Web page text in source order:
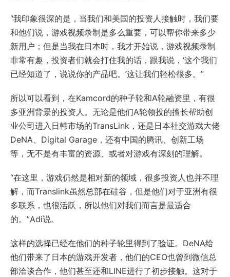
“我印象很深的是，当我们和美国的投资人接触时，我们要
和他们说，游戏视频录制是多么重要，可以帮你带来多少
新用户；但是当我在日本时，我才开始说，游戏视频录制
非常有趣，投资者们就会打住我的话，跟我说，‘这个我们
已经知道了，说说你的产品吧。’这让我们轻松很多。”
所以可以看到，在Kamcord的种子轮和A轮融资里，有很
多亚洲背景的投资人。无论是他们A轮领投的擅长帮助创
业公司进入日韩市场的TransLink，还是日本社交游戏大佬
DeNA、Digital Garage，还有中国的腾讯、创新工场
等，无不是有丰富的资源、或者对游戏有深刻的理解。
“在这里，游戏仍然是相对新的领域，很多投资人也并不理
解，而Translink虽然总部在硅谷，但是他们对于亚洲有很
多联系，也很活跃，所以他们对我们而言是最适合
的。”Adi说。
这样的选择已经在他们的种子轮里得到了验证。DeNA给
他们带来了日本的游戏开发者，他们的CEO也曾到微信总
部洽谈合作，他们甚至还和LINE进行了初步接触。这对于